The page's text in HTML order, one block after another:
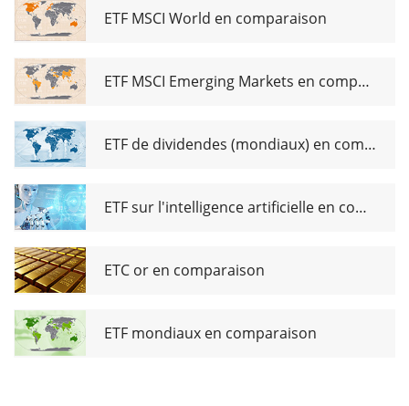
ETF MSCI World en comparaison
ETF MSCI Emerging Markets en comparaison
ETF de dividendes (mondiaux) en comparaison
ETF sur l'intelligence artificielle en comparaison
ETC or en comparaison
ETF mondiaux en comparaison